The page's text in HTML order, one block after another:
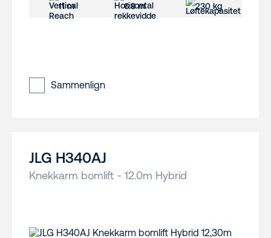
11 m 6.8 m 230 kg
Sammenlign
JLG H340AJ
Knekkarm bomlift - 12.0m Hybrid